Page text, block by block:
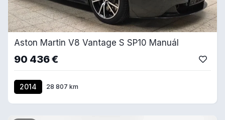
Aston Martin V8 Vantage S SP10 Manuál
90 436 €
2014 28 807 km